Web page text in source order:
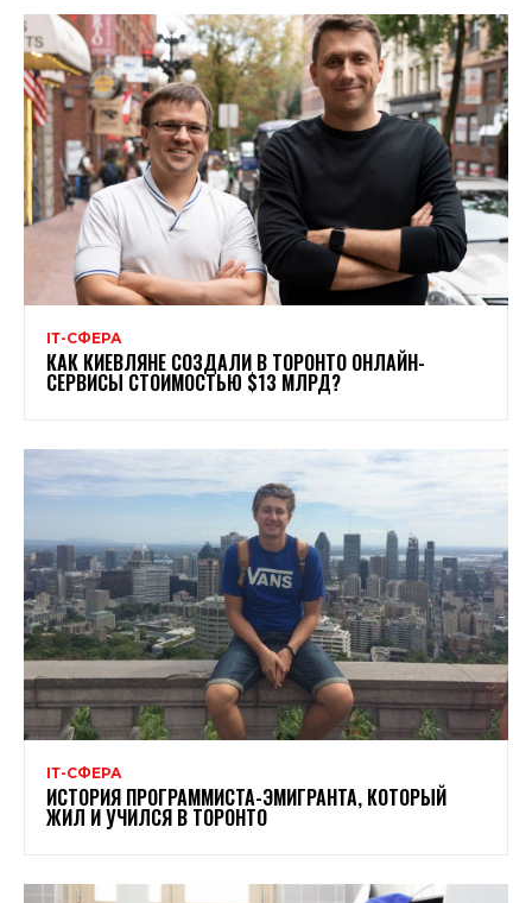
ІТ-СФЕРА
КАК КИЕВЛЯНЕ СОЗДАЛИ В ТОРОНТО ОНЛАЙН-
СЕРВИСЫ СТОИМОСТЬЮ $13 МЛРД?
ІТ-СФЕРА
ИСТОРИЯ ПРОГРАММИСТА-ЭМИГРАНТА, КОТОРЫЙ
ЖИЛ И УЧИЛСЯ В ТОРОНТО